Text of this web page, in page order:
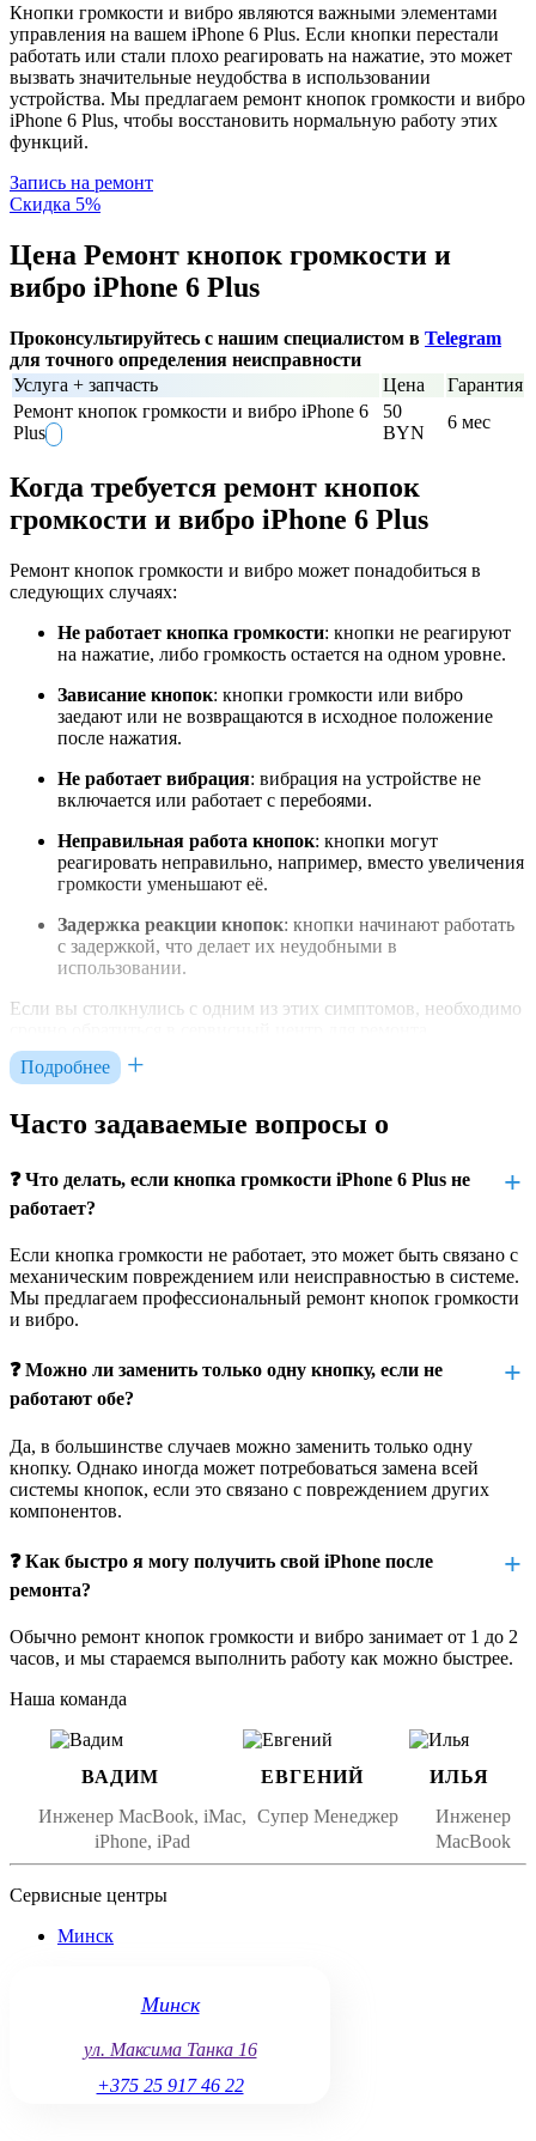
Кнопки громкости и вибро являются важными элементами
управления на вашем iPhone 6 Plus. Если кнопки перестали
работать или стали плохо реагировать на нажатие, это может
вызвать значительные неудобства в использовании
устройства. Мы предлагаем ремонт кнопок громкости и вибро
iPhone 6 Plus, чтобы восстановить нормальную работу этих
функций.
Запись на ремонт
Скидка 5%
Цена Ремонт кнопок громкости и
вибро iPhone 6 Plus
Проконсультируйтесь с нашим специалистом в Telegram
для точного определения неисправности
Услуга + запчасть
Цена
Гарантия
Ремонт кнопок громкости и вибро iPhone 6
Plus
50
BYN
6 мес
Когда требуется ремонт кнопок
громкости и вибро iPhone 6 Plus
Ремонт кнопок громкости и вибро может понадобиться в
следующих случаях:
Не работает кнопка громкости: кнопки не реагируют
на нажатие, либо громкость остается на одном уровне.
Зависание кнопок: кнопки громкости или вибро
заедают или не возвращаются в исходное положение
после нажатия.
Не работает вибрация: вибрация на устройстве не
включается или работает с перебоями.
Неправильная работа кнопок: кнопки могут
реагировать неправильно, например, вместо увеличения
громкости уменьшают её.
Задержка реакции кнопок: кнопки начинают работать
с задержкой, что делает их неудобными в
использовании.
Если вы столкнулись с одним из этих симптомов, необходимо
Признаки неисправности кнопок
громкости и вибро iPhone 6 Plus
включать следующие проблемы:
громкости и вибро начинают заедать или не дают
отклика при нажатии.
Нет реакции на нажатие: кнопки не реагируют, и вы не
можете регулировать громкость или включить
Вибрация не работает
Проблемы с чувствительностью кнопок: кнопки
реагируют слишком быстро или с задержкой, что
вызывает неудобства при управлении устройством.
меняться без вашего вмешательства, или вибрация
работает не так, как должна.
указывает на необходимость ремонта кнопок громкости и
вибро.
Почему важен ремонт кнопок
громкости и вибро
Восстановить удобство использования
: кнопки
громкости и вибро необходимы для полноценного
серьёзно осложнить работу с iPhone 6 Plus.
Предотвратить дальнейшие повреждения
внутренних компонентов.
Вернуть функциональность устройства
влияющие на пользовательский опыт.
Подробнее
Часто задаваемые вопросы о
❓ Что делать, если кнопка громкости iPhone 6 Plus не
работает?
Если кнопка громкости не работает, это может быть связано с
механическим повреждением или неисправностью в системе.
Мы предлагаем профессиональный ремонт кнопок громкости
и вибро.
❓ Можно ли заменить только одну кнопку, если не
работают обе?
Да, в большинстве случаев можно заменить только одну
кнопку. Однако иногда может потребоваться замена всей
системы кнопок, если это связано с повреждением других
компонентов.
❓ Как быстро я могу получить свой iPhone после
ремонта?
Обычно ремонт кнопок громкости и вибро занимает от 1 до 2
часов, и мы стараемся выполнить работу как можно быстрее.
Наша команда
ВАДИМ
Инженер MacBook, iMac,
iPhone, iPad
ЕВГЕНИЙ
Супер Менеджер
ИЛЬЯ
Инженер
MacBook
Сервисные центры
Минск
Минск
ул. Максима Танка 16
+375 25 917 46 22